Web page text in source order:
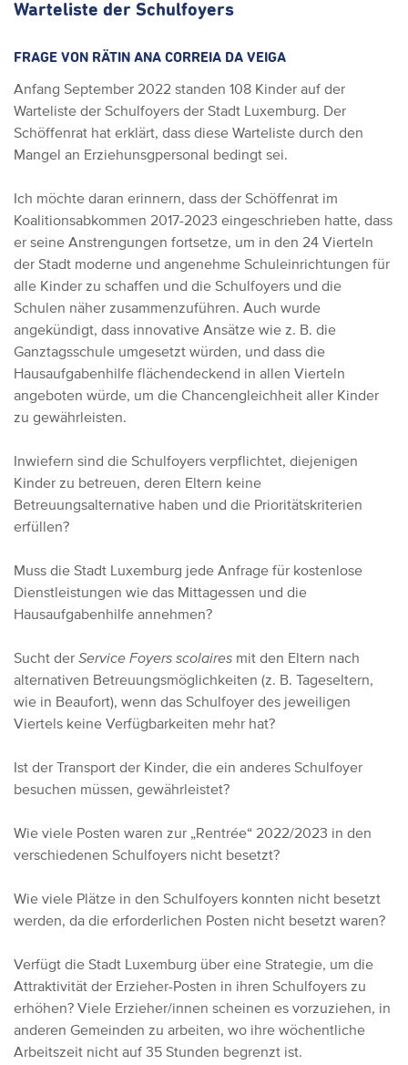
Warteliste der Schulfoyers
FRAGE VON RÄTIN ANA CORREIA DA VEIGA
Anfang September 2022 standen 108 Kinder auf der
Warteliste der Schulfoyers der Stadt Luxemburg. Der
Schöffenrat hat erklärt, dass diese Warteliste durch den
Mangel an Erziehunsgpersonal bedingt sei.
Ich möchte daran erinnern, dass der Schöffenrat im
Koalitionsabkommen 2017-2023 eingeschrieben hatte, dass
er seine Anstrengungen fortsetze, um in den 24 Vierteln
der Stadt moderne und angenehme Schuleinrichtungen für
alle Kinder zu schaffen und die Schulfoyers und die
Schulen näher zusammenzuführen. Auch wurde
angekündigt, dass innovative Ansätze wie z. B. die
Ganztagsschule umgesetzt würden, und dass die
Hausaufgabenhilfe flächendeckend in allen Vierteln
angeboten würde, um die Chancengleichheit aller Kinder
zu gewährleisten.
Inwiefern sind die Schulfoyers verpflichtet, diejenigen
Kinder zu betreuen, deren Eltern keine
Betreuungsalternative haben und die Prioritätskriterien
erfüllen?
Muss die Stadt Luxemburg jede Anfrage für kostenlose
Dienstleistungen wie das Mittagessen und die
Hausaufgabenhilfe annehmen?
Sucht der Service Foyers scolaires mit den Eltern nach
alternativen Betreuungsmöglichkeiten (z. B. Tageseltern,
wie in Beaufort), wenn das Schulfoyer des jeweiligen
Viertels keine Verfügbarkeiten mehr hat?
Ist der Transport der Kinder, die ein anderes Schulfoyer
besuchen müssen, gewährleistet?
Wie viele Posten waren zur „Rentrée“ 2022/2023 in den
verschiedenen Schulfoyers nicht besetzt?
Wie viele Plätze in den Schulfoyers konnten nicht besetzt
werden, da die erforderlichen Posten nicht besetzt waren?
Verfügt die Stadt Luxemburg über eine Strategie, um die
Attraktivität der Erzieher-Posten in ihren Schulfoyers zu
erhöhen? Viele Erzieher/innen scheinen es vorzuziehen, in
anderen Gemeinden zu arbeiten, wo ihre wöchentliche
Arbeitszeit nicht auf 35 Stunden begrenzt ist.